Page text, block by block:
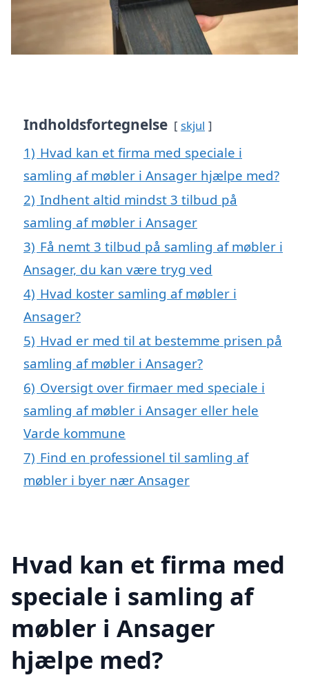
Indholdsfortegnelse skjul
1) Hvad kan et firma med speciale i
samling af møbler i Ansager hjælpe med?
2) Indhent altid mindst 3 tilbud på
samling af møbler i Ansager
3) Få nemt 3 tilbud på samling af møbler i
Ansager, du kan være tryg ved
4) Hvad koster samling af møbler i
Ansager?
5) Hvad er med til at bestemme prisen på
samling af møbler i Ansager?
6) Oversigt over firmaer med speciale i
samling af møbler i Ansager eller hele
Varde kommune
7) Find en professionel til samling af
møbler i byer nær Ansager
Hvad kan et firma med
speciale i samling af
møbler i Ansager
hjælpe med?